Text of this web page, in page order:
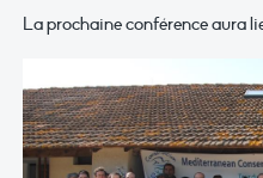
La prochaine conférence aura